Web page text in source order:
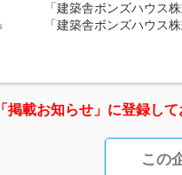
「建築舎ボンズハウス
「建築舎ボンズハウス
「掲載お知らせ」に登録し
この